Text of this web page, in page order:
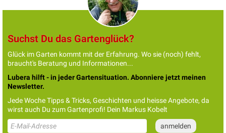
Suchst Du das Gartenglück?
Glück im Garten kommt mit der Erfahrung. Wo sie (noch) fehlt,
braucht's Beratung und Informationen...
Lubera hilft - in jeder Gartensituation. Abonniere jetzt meinen
Newsletter.
Jede Woche Tipps & Tricks, Geschichten und heisse Angebote, da
wirst auch Du zum Gartenprofi! Dein Markus Kobelt